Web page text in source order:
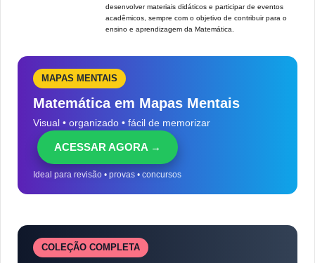
desenvolver materiais didáticos e participar de eventos
acadêmicos, sempre com o objetivo de contribuir para o
ensino e aprendizagem da Matemática.
MAPAS MENTAIS
Matemática em Mapas Mentais
Visual • organizado • fácil de memorizar
ACESSAR AGORA →
Ideal para revisão • provas • concursos
COLEÇÃO COMPLETA